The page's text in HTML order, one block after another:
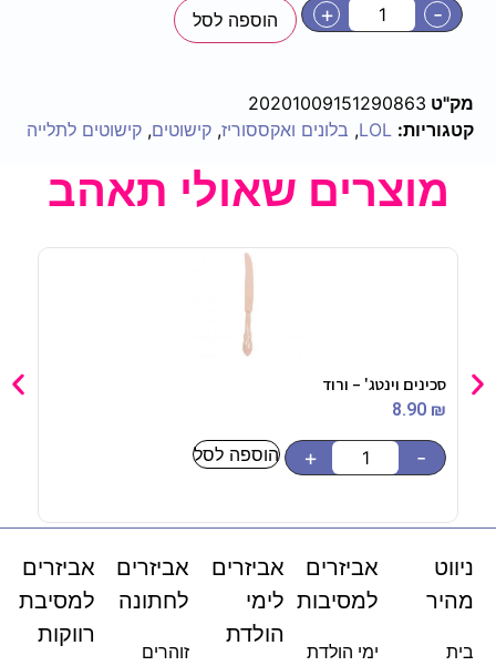
-
+ הוספה לסל
מק"ט 20201009151290863
קטגוריות: LOL
, בלונים ואקססוריז, קישוטים, קישוטים לתלייה
מוצרים שאולי תאהב
סכינים וינטג' – ורוד
8.90 ₪
-
+ הוספה לסל
בקבוק
ניווט
מהיר
בית
אביזרים
למסיבות
ימי הולדת
אביזרים
לימי
הולדת
אביזרים
לחתונה
זוהרים
אביזרים
למסיבת
רווקות